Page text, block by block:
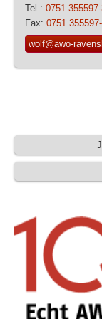
Tel.: 0751
Fax: 0751
wolf@awo-